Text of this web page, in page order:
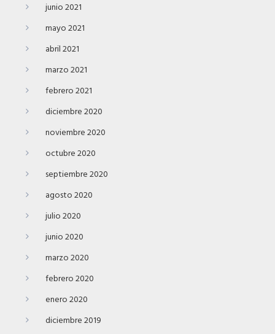
junio 2021
mayo 2021
abril 2021
marzo 2021
febrero 2021
diciembre 2020
noviembre 2020
octubre 2020
septiembre 2020
agosto 2020
julio 2020
junio 2020
marzo 2020
febrero 2020
enero 2020
diciembre 2019